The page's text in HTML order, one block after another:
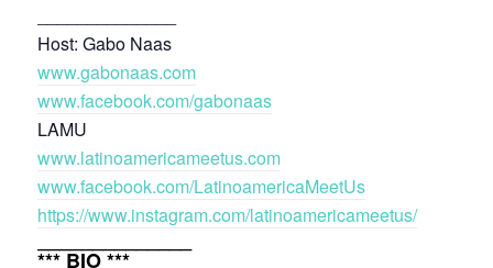
Host: Gabo Naas
www.gabonaas.com
www.facebook.com/gabonaas
LAMU
www.latinoamericameetus.com
www.facebook.com/LatinoamericaMeetUs
https://www.instagram.com/latinoamericameetus/
*** BIO ***